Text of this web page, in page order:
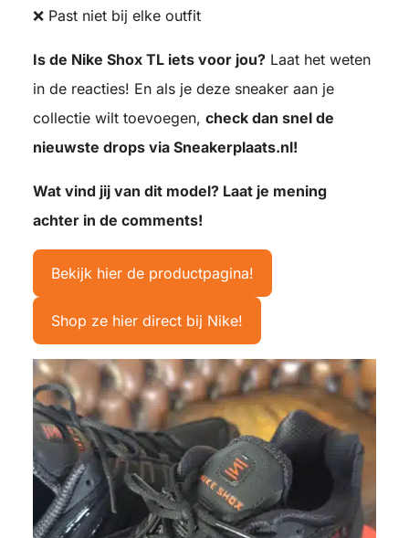
❌ Past niet bij elke outfit
Is de Nike Shox TL iets voor jou? Laat het weten
in de reacties! En als je deze sneaker aan je
collectie wilt toevoegen, check dan snel de
nieuwste drops via Sneakerplaats.nl!
Wat vind jij van dit model? Laat je mening
achter in de comments!
Bekijk hier de productpagina!
Shop ze hier direct bij Nike!